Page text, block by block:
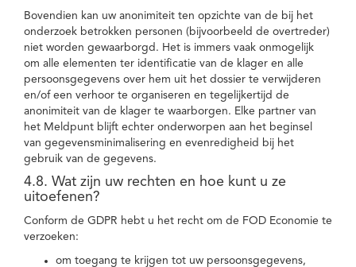
Bovendien kan uw anonimiteit ten opzichte van de bij het
onderzoek betrokken personen (bijvoorbeeld de overtreder)
niet worden gewaarborgd. Het is immers vaak onmogelijk
om alle elementen ter identificatie van de klager en alle
persoonsgegevens over hem uit het dossier te verwijderen
en/of een verhoor te organiseren en tegelijkertijd de
anonimiteit van de klager te waarborgen. Elke partner van
het Meldpunt blijft echter onderworpen aan het beginsel
van gegevensminimalisering en evenredigheid bij het
gebruik van de gegevens.
4.8. Wat zijn uw rechten en hoe kunt u ze
uitoefenen?
Conform de GDPR hebt u het recht om de FOD Economie te
verzoeken:
om toegang te krijgen tot uw persoonsgegevens,